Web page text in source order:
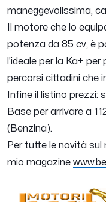
maneggevolissima,
Il motore che lo
potenza da 85 cv, è
l'ideale per la Ka+
percorsi cittadini che
Infine il listino prezzi:
Base per arrivare a
(Benzina).
Per tutte le novità
mio magazine